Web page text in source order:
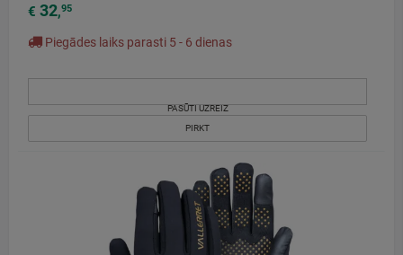
€ 32,95
Piegādes laiks parasti 5 - 6 dienas
PASŪTI UZREIZ
PIRKT